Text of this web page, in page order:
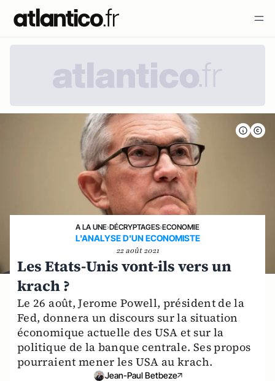
A LA UNE›DÉCRYPTAGES›ECONOMIE
L'ANALYSE D'UN ECONOMISTE
22 août 2021
Les Etats-Unis vont-ils vers un
krach ?
Le 26 août, Jerome Powell, président de la
Fed, donnera un discours sur la situation
économique actuelle des USA et sur la
politique de la banque centrale. Ses propos
pourraient mener les USA au krach.
Jean-Paul Betbeze